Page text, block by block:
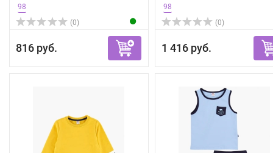
98
(0)
816 руб.
98
(0)
1 416 руб.